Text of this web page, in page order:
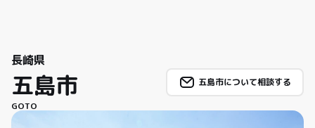
長崎県
五島市
GOTO
五島市について相談する